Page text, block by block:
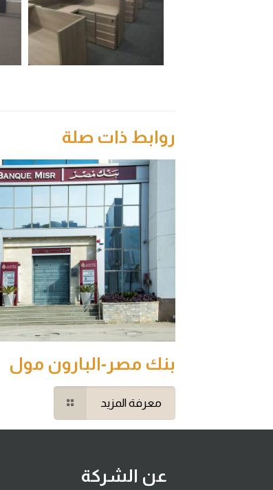
روابط ذات صلة
بنك مصر-البارون مول
معرفة المزيد
عن الشركة